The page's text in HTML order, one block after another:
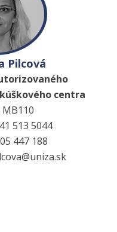
Pilcová
centra
513 5044
447 188